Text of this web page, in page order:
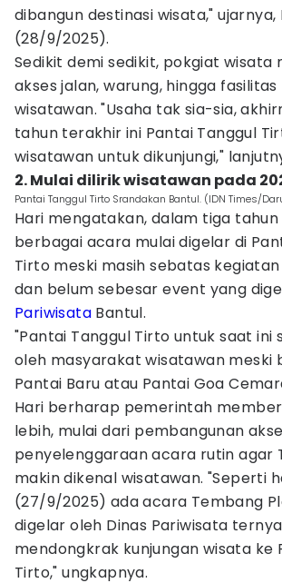
dibangun destinasi wisata," ujarnya,
(28/9/2025).
Sedikit demi sedikit, pokgiat wisata
akses jalan, warung, hingga
wisatawan. "Usaha tak sia-sia,
tahun terakhir ini Pantai Tanggul
wisatawan untuk dikunjungi,"
2. Mulai dilirik wisatawan pada
Pantai Tanggul Tirto Srandakan Bantul. (IDN Times/
Hari mengatakan, dalam tiga
berbagai acara mulai digelar di
Tirto meski masih sebatas
dan belum sebesar event yang
Pariwisata Bantul.
"Pantai Tanggul Tirto untuk saat ini
oleh masyarakat wisatawan meski
Pantai Baru atau Pantai Goa
Hari berharap pemerintah
lebih, mulai dari pembangunan
penyelenggaraan acara rutin agar
makin dikenal wisatawan. "Seperti
(27/9/2025) ada acara Tembang
digelar oleh Dinas Pariwisata
mendongkrak kunjungan wisata ke
Tirto," ungkapnya.